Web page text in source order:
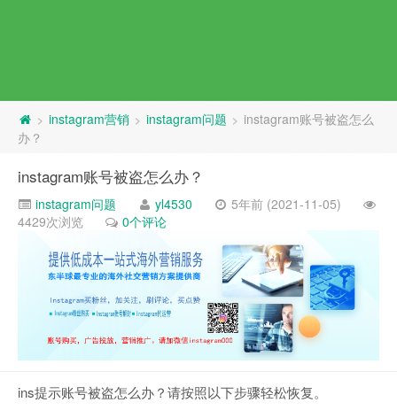
> instagram营销 > instagram问题 > instagram账号被盗怎么
办？
instagram账号被盗怎么办？
instagram问题 yl4530
5年前 (2021-11-05)
4429次浏览
0个评论
ins提示账号被盗怎么办？请按照以下步骤轻松恢复。